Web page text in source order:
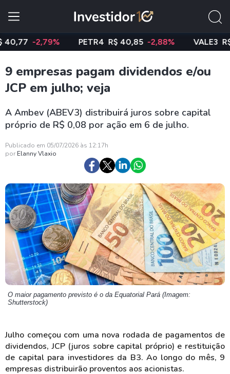
-2,79% PETR4 R$ 40,85 -2,88% VALE3 R$
9 empresas pagam dividendos e/ou
JCP em julho; veja
A Ambev (ABEV3) distribuirá juros sobre capital
próprio de R$ 0,08 por ação em 6 de julho.
Publicado em 05/07/2026 às 12:17h
por Elanny Vlaxio
O maior pagamento previsto é o da Equatorial Pará (Imagem:
Shutterstock)
Julho começou com uma nova rodada de pagamentos de
dividendos, JCP (juros sobre capital próprio) e restituição
de capital para investidores da B3. Ao longo do mês, 9
empresas distribuirão proventos aos acionistas.